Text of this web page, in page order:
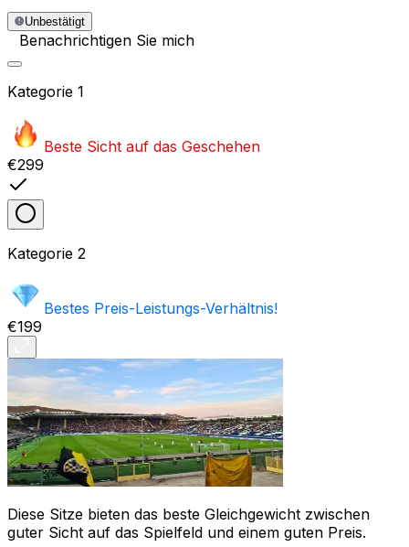
Unbestätigt
Benachrichtigen Sie mich
Kategorie 1
Beste Sicht auf das Geschehen
€299
Kategorie 2
Bestes Preis-Leistungs-Verhältnis!
€199
Diese Sitze bieten das beste Gleichgewicht zwischen
guter Sicht auf das Spielfeld und einem guten Preis.